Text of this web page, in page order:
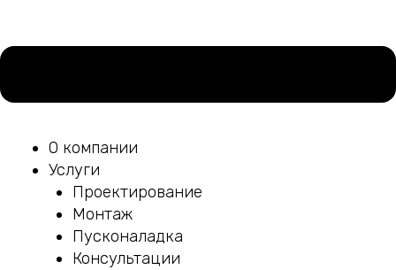
О компании
Услуги
Проектирование
Монтаж
Пусконаладка
Консультации